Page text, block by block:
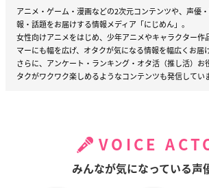
アニメ・ゲーム・漫画などの2次元コンテンツや、声優
報・話題をお届けする情報メディア「にじめん」。
女性向けアニメをはじめ、少年アニメやキャラクター作
マーにも幅を広げ、オタクが気になる情報を幅広くお届
さらに、アンケート・ランキング・オタ活（推し活）お
タクがワクワク楽しめるようなコンテンツも発信してい
VOICE
みんなが気になっている声